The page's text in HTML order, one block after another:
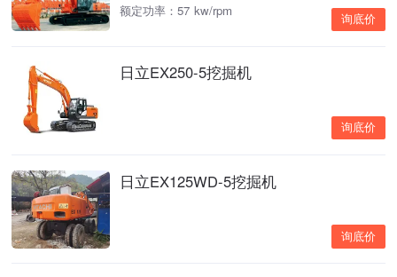
额定功率：57 kw/rpm
询底价
日立EX250-5挖掘机
询底价
日立EX125WD-5挖掘机
询底价